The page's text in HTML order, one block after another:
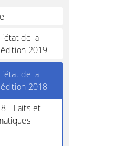
de la
2019
de la
2018
- Faits et